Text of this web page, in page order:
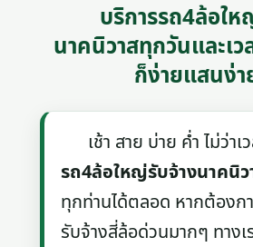
บริการรถ4ล้อใ
นาคนิวาสทุกวันและเ
ก็ง่ายแสนง่า
เช้า สาย บ่าย ค่ำ ไม่ว่าเ
รถ4ล้อใหญ่รับจ้างนาคนิ
ทุกท่านได้ตลอด หากต้องก
รับจ้างสี่ล้อด่วนมากๆ ทางเ